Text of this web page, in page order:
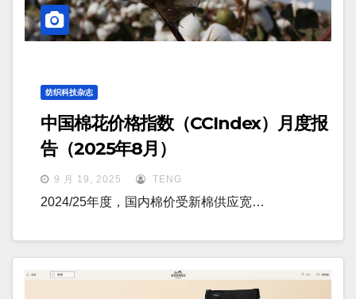
纺织科技杂志
中国棉花价格指数（CCIndex）月度报
告（2025年8月）
9 月 19, 2025 TENG
2024/25年度，国内棉价受新棉供应宽…